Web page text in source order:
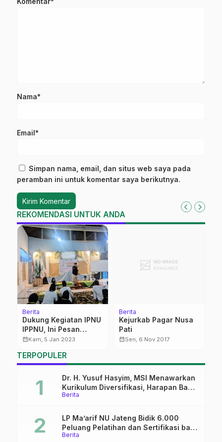
Nama*
Email*
Simpan nama, email, dan situs web saya pada
peramban ini untuk komentar saya berikutnya.
REKOMENDASI UNTUK ANDA
Berita
Dukung Kegiatan IPNU
IPPNU, Ini Pesan
Camat Dukuhseti
calendar_monthKam, 5 Jan 2023
Berita
Kejurkab Pagar Nusa
Pati
calendar_monthSen, 6 Nov 2017
TERPOPULER
Berita
Dr. H. Yusuf Hasyim, MSI Menawarkan
Kurikulum Diversifikasi, Harapan Baru
dalam dunia pendidikan
Berita
LP Ma’arif NU Jateng Bidik 6.000
Peluang Pelatihan dan Sertifikasi bagi
Lulusan SMK